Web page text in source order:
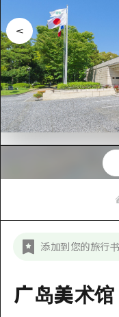
艺术
活动
美食
骑自
购物
运动
夜
标准
广岛
广岛
安艺
答对
宫岛
短途
探索
列表
广岛
安艺
答對
美北
东山
爱媛
岛根
活动
应时信
有用的
列表
超值
新闻
添加到您的旅行
广岛美术馆